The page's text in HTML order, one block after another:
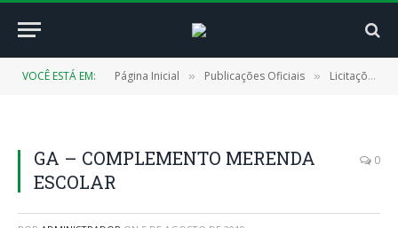
VOCÊ ESTÁ EM: Página Inicial » Publicações Oficiais » Licitações
GA – COMPLEMENTO MERENDA
ESCOLAR
0